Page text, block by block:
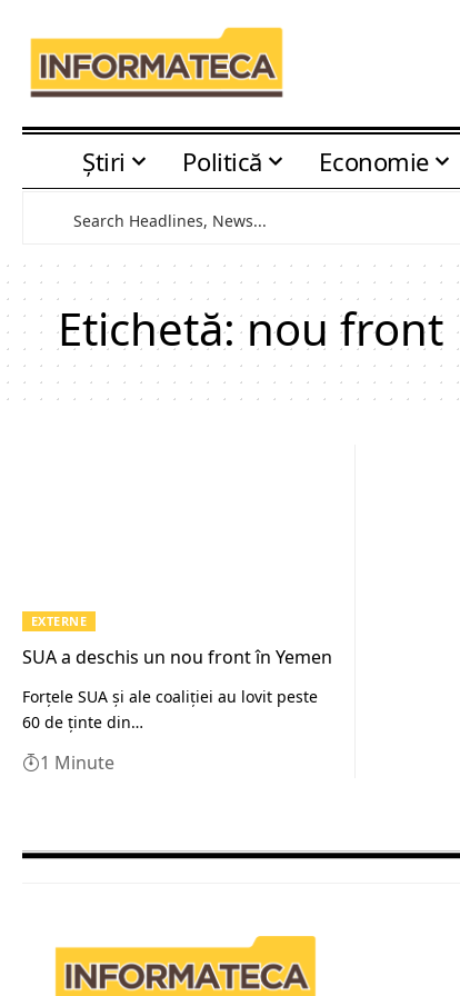
Știri Politică Economie
Etichetă:nou front
EXTERNE
SUA a deschis un nou front în Yemen
Forţele SUA şi ale coaliţiei au lovit peste
60 de ţinte din…
1 Minute